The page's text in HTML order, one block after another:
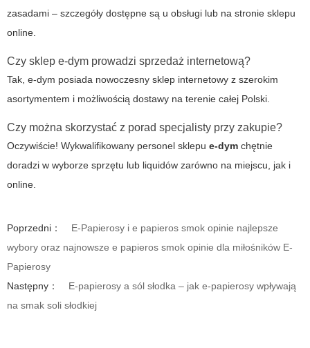
zasadami – szczegóły dostępne są u obsługi lub na stronie sklepu
online.
Czy sklep e-dym prowadzi sprzedaż internetową?
Tak, e-dym posiada nowoczesny sklep internetowy z szerokim
asortymentem i możliwością dostawy na terenie całej Polski.
Czy można skorzystać z porad specjalisty przy zakupie?
Oczywiście! Wykwalifikowany personel sklepu e-dym chętnie
doradzi w wyborze sprzętu lub liquidów zarówno na miejscu, jak i
online.
Poprzedni：
E-Papierosy i e papieros smok opinie najlepsze
wybory oraz najnowsze e papieros smok opinie dla miłośników E-
Papierosy
Następny：
E-papierosy a sól słodka – jak e-papierosy wpływają
na smak soli słodkiej